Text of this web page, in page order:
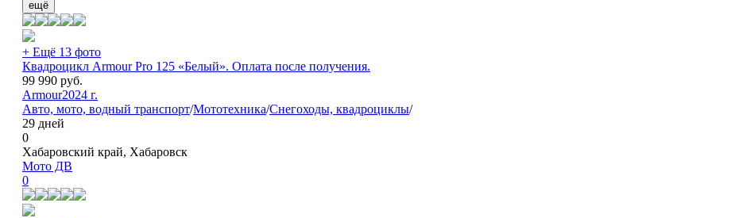
ещё
+ Ещё 13 фото
Квадроцикл Armour Pro 125 «Белый». Оплата после получения.
99 990 руб.
Armour2024 г.
Авто, мото, водный транспорт/Мототехника/Снегоходы, квадроциклы/
29 дней
0
Хабаровский край, Хабаровск
Мото ДВ
0